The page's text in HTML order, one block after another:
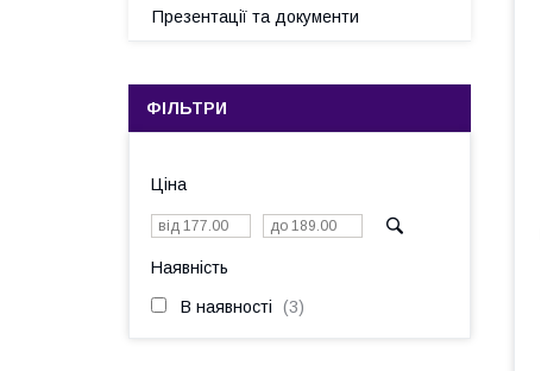
Презентації та документи
ФІЛЬТРИ
Ціна
Наявність
В наявності 3